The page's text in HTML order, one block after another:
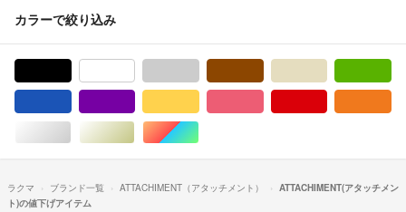
カラーで絞り込み
シルバー/銀色系ゴールド/金色系マルチカラー
ラクマ ブランド一覧 ATTACHIMENT（アタッチメント）
ATTACHIMENT(アタッチメン
ト)の値下げアイテム